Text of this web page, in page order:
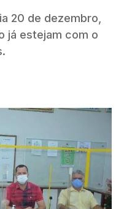
20 de dezembro,
já estejam com o